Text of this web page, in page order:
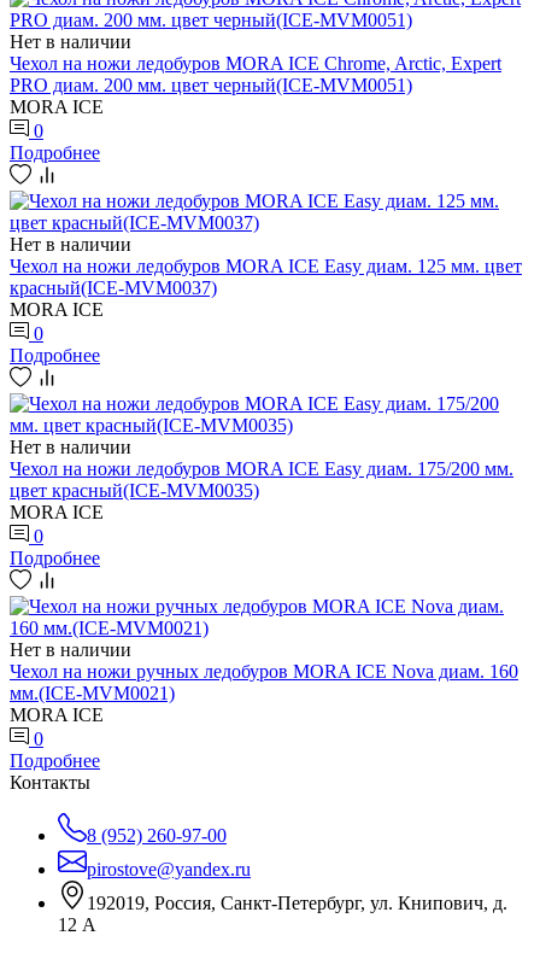
Нет в наличии
Чехол на ножи ледобуров MORA ICE Chrome, Arctic, Expert
PRO диам. 200 мм. цвет черный(ICE-MVM0051)
MORA ICE
0
Подробнее
Нет в наличии
Чехол на ножи ледобуров MORA ICE Easy диам. 125 мм. цвет
красный(ICE-MVM0037)
MORA ICE
0
Подробнее
Нет в наличии
Чехол на ножи ледобуров MORA ICE Easy диам. 175/200 мм.
цвет красный(ICE-MVM0035)
MORA ICE
0
Подробнее
Нет в наличии
Чехол на ножи ручных ледобуров MORA ICE Nova диам. 160
мм.(ICE-MVM0021)
MORA ICE
0
Подробнее
Контакты
8 (952) 260-97-00
pirostove@yandex.ru
192019, Россия, Санкт-Петербург, ул. Книпович, д.
12 А